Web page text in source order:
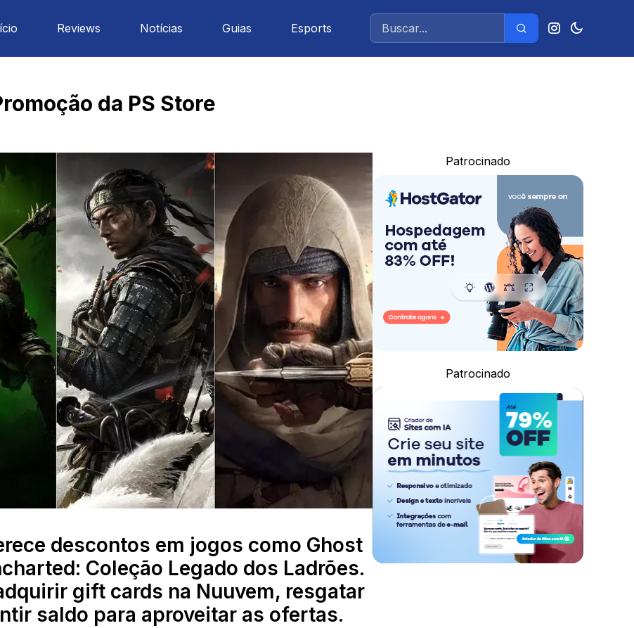
Reviews Notícias Guias Esports
da PS Store
descontos em jogos como Ghost
Coleção Legado dos Ladrões.
gift cards na Nuuvem, resgatar
saldo para aproveitar as ofertas.
Patrocinado
Patrocinado